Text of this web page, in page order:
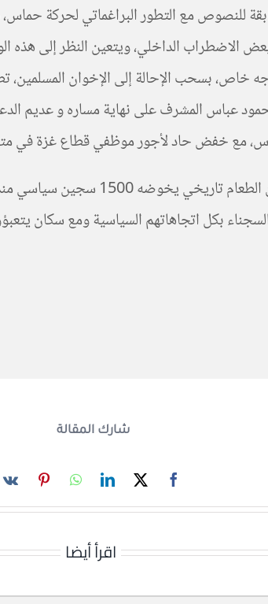
الاضطراب الداخلي، ويتعين النظر إلى
خاص، بسحب الإحالة إلى الإخوان المسلمين،
عباس المشرف على نهاية مساره و عديم
مع خفض حاد لأجور موظفي قطاع غزة في
بكل اتجاهاتهم السياسية ومع سكان
شارك المقالة
اقرأ أيضا